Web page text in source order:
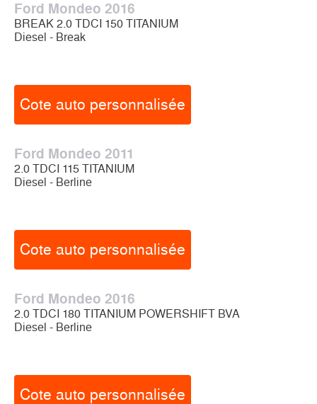
Ford Mondeo 2016
BREAK 2.0 TDCI 150 TITANIUM
Diesel - Break
Cote auto personnalisée
Ford Mondeo 2011
2.0 TDCI 115 TITANIUM
Diesel - Berline
Cote auto personnalisée
Ford Mondeo 2016
2.0 TDCI 180 TITANIUM POWERSHIFT BVA
Diesel - Berline
Cote auto personnalisée